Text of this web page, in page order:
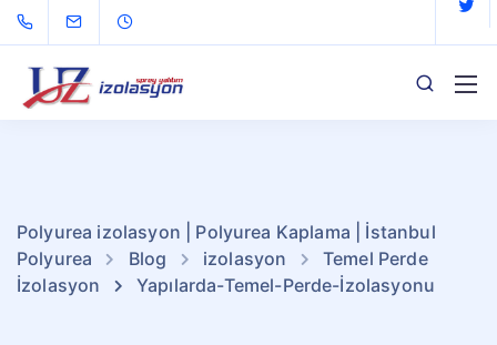
Polyurea izolasyon | Polyurea Kaplama | İstanbul
Polyurea
Blog izolasyon
Temel Perde
İzolasyon
Yapılarda-Temel-Perde-İzolasyonu